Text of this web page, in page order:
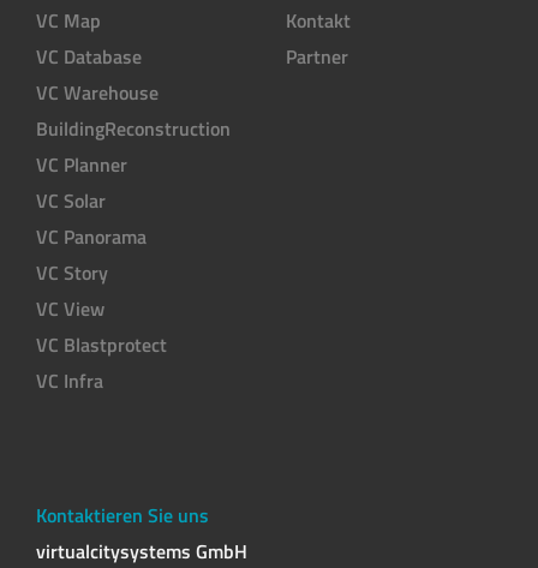
VC Map
VC Database
VC Warehouse
BuildingReconstruction
VC Planner
VC Solar
VC Panorama
VC Story
VC View
VC Blastprotect
VC Infra
Kontakt
Partner
Kontaktieren Sie uns
virtualcitysystems GmbH